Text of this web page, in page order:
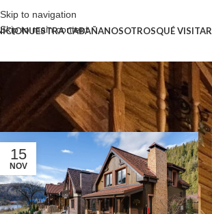
Skip to navigation
Skip to main content
NUESTRA CABAÑANOSOTROSQUÉ VISITAR
15
NOV